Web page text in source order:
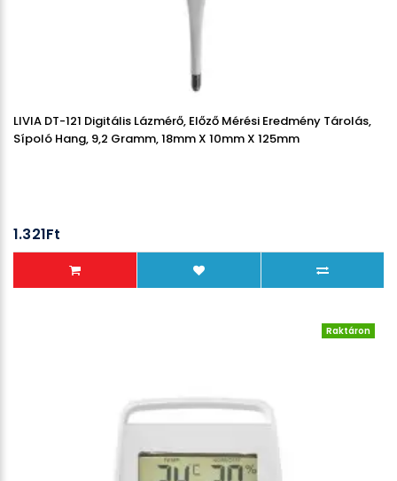
LIVIA DT-121 Digitális Lázmérő, Előző Mérési Eredmény Tárolás,
Sípoló Hang, 9,2 Gramm, 18mm X 10mm X 125mm
1.321Ft
Raktáron